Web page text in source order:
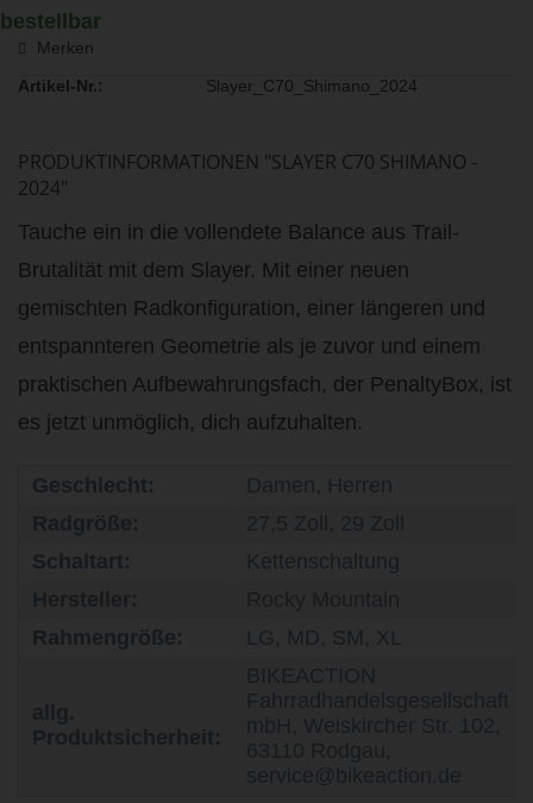
bestellbar
Merken
Artikel-Nr.:
Slayer_C70_Shimano_2024
PRODUKTINFORMATIONEN "SLAYER C70 SHIMANO -
2024"
Tauche ein in die vollendete Balance aus Trail-
Brutalität mit dem Slayer. Mit einer neuen
gemischten Radkonfiguration, einer längeren und
entspannteren Geometrie als je zuvor und einem
praktischen Aufbewahrungsfach, der PenaltyBox, ist
es jetzt unmöglich, dich aufzuhalten.
Geschlecht:
Damen, Herren
Schaltart:
Kettenschaltung
Rahmengröße:
LG, MD, SM, XL